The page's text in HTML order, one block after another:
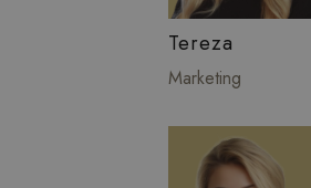
Tereza
Marketing